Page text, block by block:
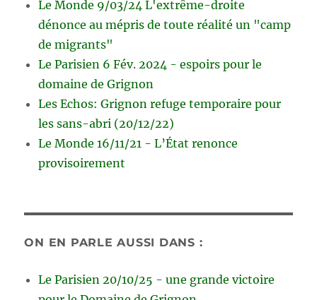
Le Monde 9/03/24 L'extrême-droite
dénonce au mépris de toute réalité un "camp
de migrants"
Le Parisien 6 Fév. 2024 - espoirs pour le
domaine de Grignon
Les Echos: Grignon refuge temporaire pour
les sans-abri (20/12/22)
Le Monde 16/11/21 - L’État renonce
provisoirement
ON EN PARLE AUSSI DANS :
Le Parisien 20/10/25 - une grande victoire